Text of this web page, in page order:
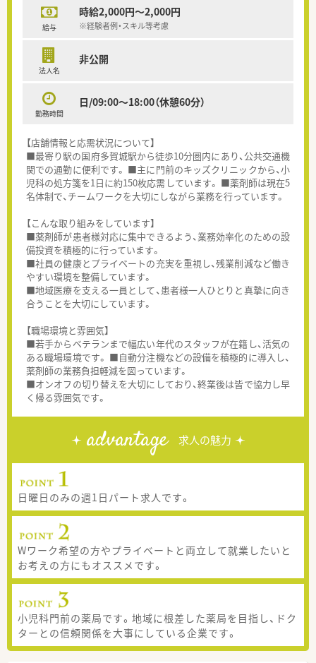
給与
時給2,000円～2,000円
※経験者例・スキル等考慮
法人名
非公開
勤務時間
日/09:00～18:00（休憩60分）
【店舗情報と応需状況について】
■最寄り駅の国府多賀城駅から徒歩10分圏内にあり、公共交通機
関での通勤に便利です。 ■主に門前のキッズクリニックから、小
児科の処方箋を1日に約150枚応需しています。 ■薬剤師は現在5
名体制で、チームワークを大切にしながら業務を行っています。
【こんな取り組みをしています】
■薬剤師が患者様対応に集中できるよう、業務効率化のための設
備投資を積極的に行っています。
■社員の健康とプライベートの充実を重視し、残業削減など働き
やすい環境を整備しています。
■地域医療を支える一員として、患者様一人ひとりと真摯に向き
合うことを大切にしています。
【職場環境と雰囲気】
■若手からベテランまで幅広い年代のスタッフが在籍し、活気の
ある職場環境です。 ■自動分注機などの設備を積極的に導入し、
薬剤師の業務負担軽減を図っています。
■オンオフの切り替えを大切にしており、終業後は皆で協力し早
く帰る雰囲気です。
advantage 求人の魅力
日曜日のみの週1日パート求人です。
Wワーク希望の方やプライベートと両立して就業したいと
お考えの方にもオススメです。
小児科門前の薬局です。地域に根差した薬局を目指し、ドク
ターとの信頼関係を大事にしている企業です。